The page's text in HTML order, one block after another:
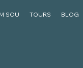
SOU TOURS BLOG